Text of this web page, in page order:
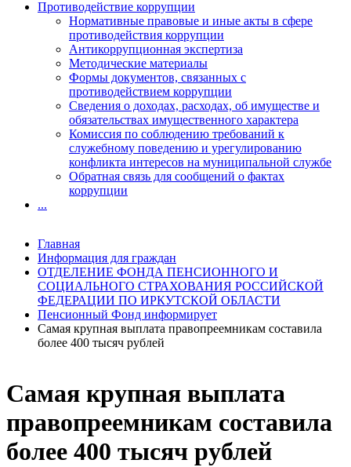
Самая крупная выплата
правопреемникам составила
более 400 тысяч рублей
Противодействие коррупции
Нормативные правовые и иные акты в сфере
противодействия коррупции
Антикоррупционная экспертиза
Методические материалы
Формы документов, связанных с
противодействием коррупции
Сведения о доходах, расходах, об имуществе и
обязательствах имущественного характера
Комиссия по соблюдению требований к
служебному поведению и урегулированию
конфликта интересов на муниципальной службе
Обратная связь для сообщений о фактах
коррупции
...
Главная
Информация для граждан
ОТДЕЛЕНИЕ ФОНДА ПЕНСИОННОГО И
СОЦИАЛЬНОГО СТРАХОВАНИЯ РОССИЙСКОЙ
ФЕДЕРАЦИИ ПО ИРКУТСКОЙ ОБЛАСТИ
Пенсионный Фонд информирует
Самая крупная выплата правопреемникам составила
более 400 тысяч рублей